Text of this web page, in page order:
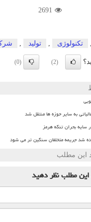
2691
تكنولوژی تولید
(2)
(0)
بحران تنگه هرمز
شد جریمه متخلفان سنگین تر می شود
این مطلب
مطلبنظر دهید